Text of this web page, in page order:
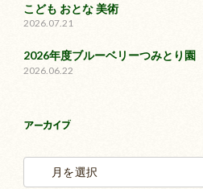
こども おとな 美術
2026.07.21
2026年度ブルーベリーつみとり
2026.06.22
アーカイブ